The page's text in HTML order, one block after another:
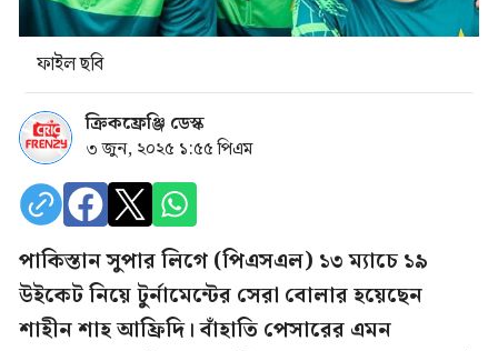
ফাইল ছবি
ক্রিকফ্রেঞ্জি ডেস্ক
৩ জুন, ২০২৫ ১:৫৫ পিএম
পাকিস্তান সুপার লিগে (পিএসএল) ১৩ ম্যাচে ১৯
উইকেট নিয়ে টুর্নামেন্টের সেরা বোলার হয়েছেন
শাহীন শাহ আফ্রিদি। বাঁহাতি পেসারের এমন